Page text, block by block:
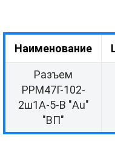
Наименование
Разъем
РРМ47Г-102-
2ш1А-5-В "Au"
"ВП"